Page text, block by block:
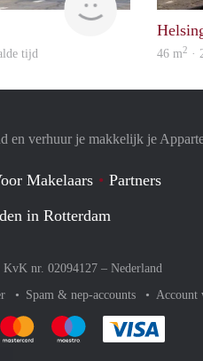
tijd 46 m2 ·
en verhuur je makkelijk je
Makelaars
Partners
in Rotterdam
KvK nr. 02094127 – Nederland
Spam & nep-accounts Account
rekent gemakkelijk af met Paypal
Je rekent gemakkelijk af met
Je rekent gemakkelijk